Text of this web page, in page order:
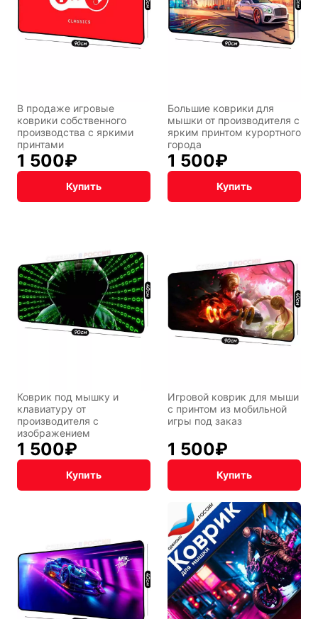
В продаже игровые
коврики собственного
производства с яркими
принтами
1 500₽
Купить
Большие коврики для
мышки от производителя с
ярким принтом курортного
города
1 500₽
Купить
Коврик под мышку и
клавиатуру от
производителя с
изображением
1 500₽
Купить
Игровой коврик для мыши
с принтом из мобильной
игры под заказ
1 500₽
Купить
INariArt Разное
СССР Аниме
Транспорт Абстракция
Фентези Космос
Мистика Дарк NET
Подарочная
упаковка
Текущий:Колумбус